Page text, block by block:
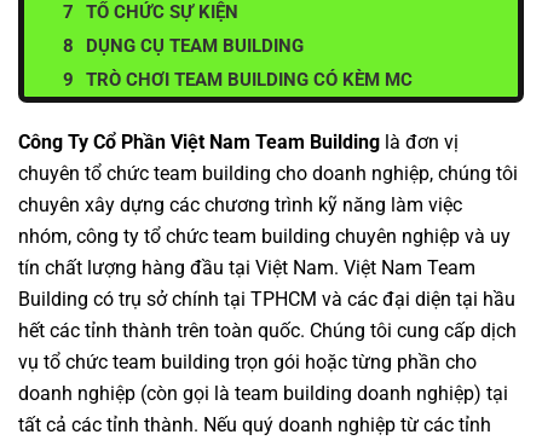
TỔ CHỨC SỰ KIỆN
DỤNG CỤ TEAM BUILDING
TRÒ CHƠI TEAM BUILDING CÓ KÈM MC
Công Ty Cổ Phần Việt Nam Team Building là đơn vị
chuyên tổ chức team building cho doanh nghiệp, chúng tôi
chuyên xây dựng các chương trình kỹ năng làm việc
nhóm, công ty tổ chức team building chuyên nghiệp và uy
tín chất lượng hàng đầu tại Việt Nam. Việt Nam Team
Building có trụ sở chính tại TPHCM và các đại diện tại hầu
hết các tỉnh thành trên toàn quốc. Chúng tôi cung cấp dịch
vụ tổ chức team building trọn gói hoặc từng phần cho
doanh nghiệp (còn gọi là team building doanh nghiệp) tại
tất cả các tỉnh thành. Nếu quý doanh nghiệp từ các tỉnh